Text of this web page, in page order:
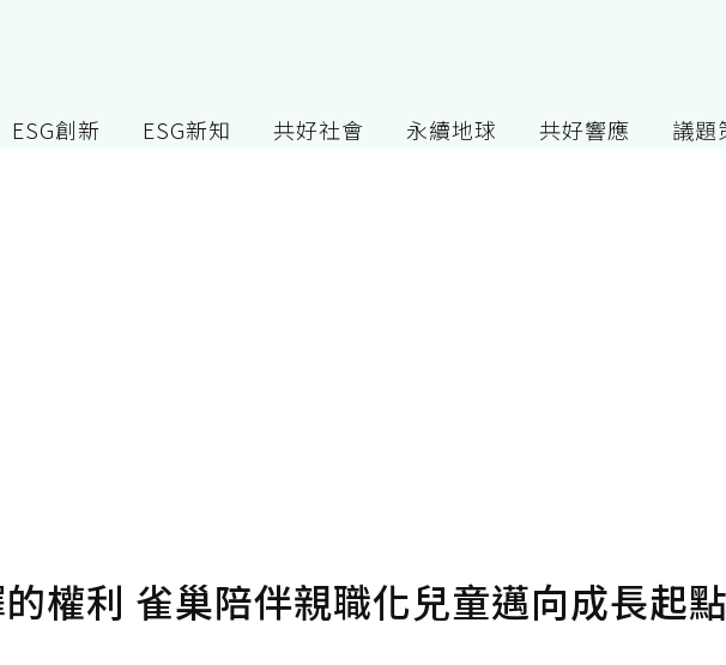
ESG創新 ESG新知 共好社會 永續地球 共好響應 議題
權利 雀巢陪伴親職化兒童邁向成長起